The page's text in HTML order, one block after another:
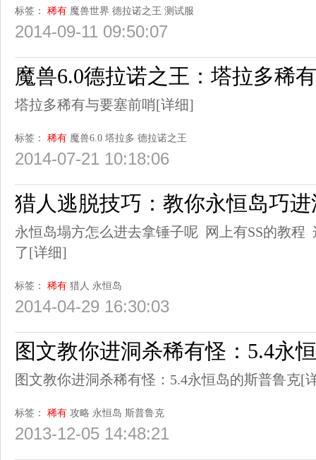
标签： 稀有 魔兽世界 德拉诺之王 测试服
2014-09-11 09:50:07
魔兽6.0德拉诺之王：塔拉多稀
塔拉多稀有与要塞前哨[详细]
标签： 稀有 魔兽6.0 塔拉多 德拉诺之王
2014-07-21 10:18:06
猎人逃脱技巧：教你永恒岛巧
永恒岛塌方怎么进去拿锤子呢 网上有SS的教程
了[详细]
标签： 稀有 猎人 永恒岛
2014-04-29 16:30:03
图文教你进洞杀稀有怪：5.4永
图文教你进洞杀稀有怪：5.4永恒岛的斯普鲁克[
标签： 稀有 攻略 永恒岛 斯普鲁克
2013-12-05 14:48:21